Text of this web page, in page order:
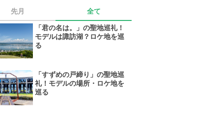
先月 全て
「君の名は。」の聖地巡礼！
モデルは諏訪湖？ロケ地を巡
る
「すずめの戸締り」の聖地巡
礼！モデルの場所・ロケ地を
巡る